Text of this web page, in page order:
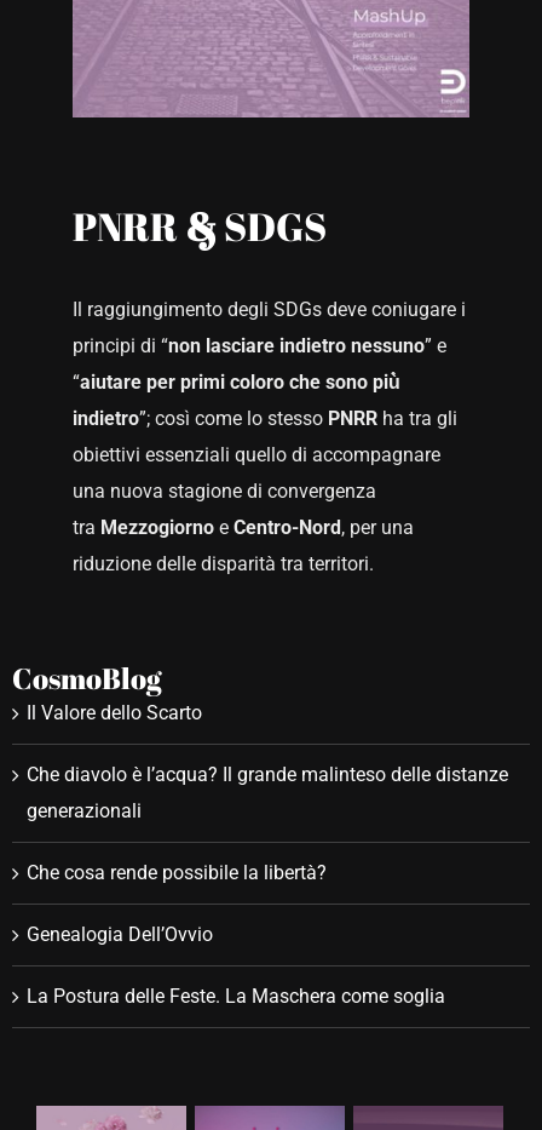
PNRR&SDGS
Il raggiungimento degli SDGs deve coniugare i
principi di “non lasciare indietro nessuno” e
“aiutare per primi coloro che sono più̀
indietro”; così come lo stesso PNRRha tra gli
obiettivi essenziali quello di accompagnare
una nuova stagione di convergenza
tra Mezzogiornoe Centro-Nord , per una
riduzione delle disparità tra territori.
CosmoBlog
Il Valore dello Scarto
Che diavolo è l’acqua? Il grande malinteso delle distanze
generazionali
Che cosa rende possibile la libertà?
Genealogia Dell’Ovvio
La Postura delle Feste. La Maschera come soglia